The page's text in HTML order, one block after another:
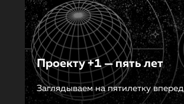
Проекту +1 — пять лет
Заглядываем на пятилетку вперед